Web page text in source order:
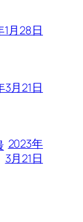
月28日
3月21日
2023年
3月21日